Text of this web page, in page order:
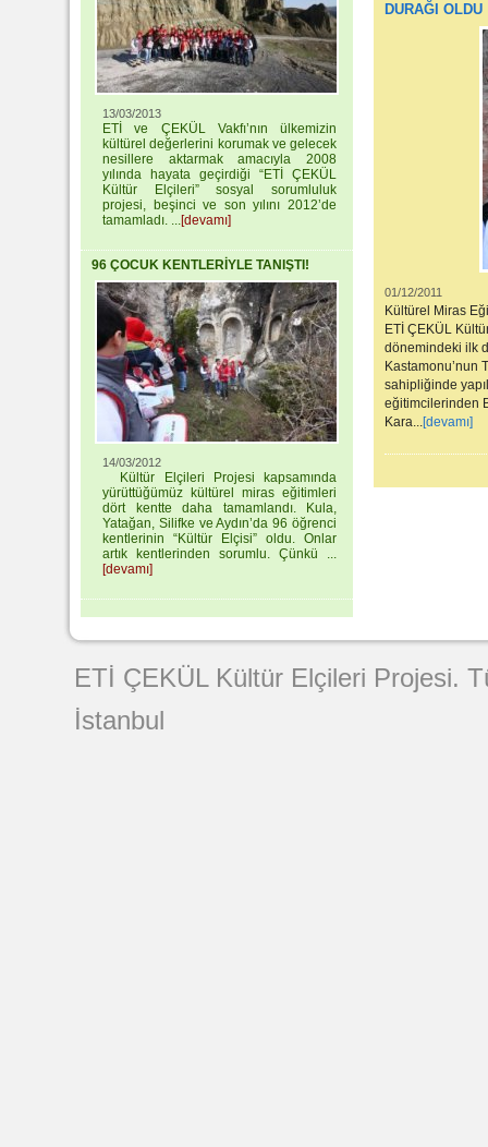
13/03/2013
ETİ ve ÇEKÜL Vakfı’nın ülkemizin
kültürel değerlerini korumak ve gelecek
nesillere aktarmak amacıyla 2008
yılında hayata geçirdiği “ETİ ÇEKÜL
Kültür Elçileri” sosyal sorumluluk
projesi, beşinci ve son yılını 2012’de
tamamladı. ...[devamı]
96 ÇOCUK KENTLERİYLE TANIŞTI!
14/03/2012
Kültür Elçileri Projesi kapsamında
yürüttüğümüz kültürel miras eğitimleri
dört kentte daha tamamlandı. Kula,
Yatağan, Silifke ve Aydın’da 96 öğrenci
kentlerinin “Kültür Elçisi” oldu. Onlar
artık kentlerinden sorumlu. Çünkü ...
[devamı]
DURAĞI OLDU
01/12/2011
Kültürel Miras
ETİ ÇEKÜL
dönemindeki ilk
Kastamonu’nun
sahipliğinde
eğitimcilerinden
Kara...[devamı]
ETİ ÇEKÜL Kültür Elçileri Projesi.
İstanbul